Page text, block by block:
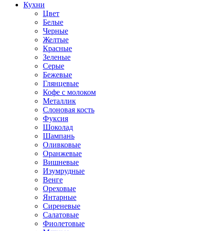
Кухни
Цвет
Белые
Черные
Желтые
Красные
Зеленые
Серые
Бежевые
Глянцевые
Кофе с молоком
Металлик
Слоновая кость
Фуксия
Шоколад
Шампань
Оливковые
Оранжевые
Вишневые
Изумрудные
Венге
Ореховые
Янтарные
Сиреневые
Салатовые
Фиолетовые